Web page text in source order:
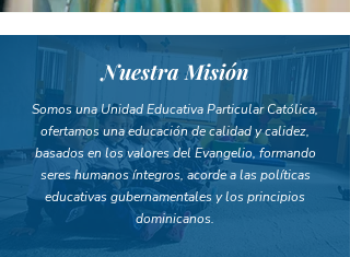
Nuestra Misión
Somos una Unidad Educativa Particular Católica,
ofertamos una educación de calidad y calidez,
basados en los valores del Evangelio, formando
seres humanos íntegros, acorde a las políticas
educativas gubernamentales y los principios
dominicanos.